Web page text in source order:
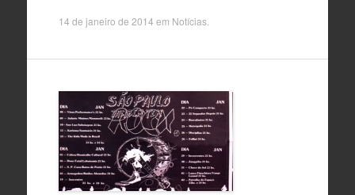
14 de janeiro de 2014 em Notícias.